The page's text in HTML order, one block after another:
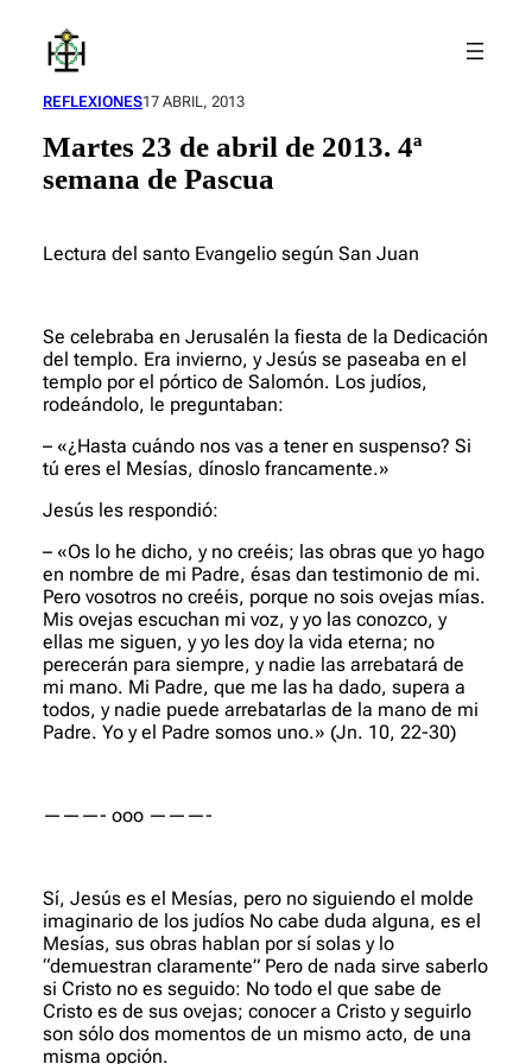
contenido
REFLEXIONES17 ABRIL, 2013
Martes 23 de abril de 2013. 4ª
semana de Pascua
Lectura del santo Evangelio según San Juan
Se celebraba en Jerusalén la fiesta de la Dedicación
del templo. Era invierno, y Jesús se paseaba en el
templo por el pórtico de Salomón. Los judíos,
rodeándolo, le preguntaban:
– «¿Hasta cuándo nos vas a tener en suspenso? Si
tú eres el Mesías, dínoslo francamente.»
Jesús les respondió:
– «Os lo he dicho, y no creéis; las obras que yo hago
en nombre de mi Padre, ésas dan testimonio de mi.
Pero vosotros no creéis, porque no sois ovejas mías.
Mis ovejas escuchan mi voz, y yo las conozco, y
ellas me siguen, y yo les doy la vida eterna; no
perecerán para siempre, y nadie las arrebatará de
mi mano. Mi Padre, que me las ha dado, supera a
todos, y nadie puede arrebatarlas de la mano de mi
Padre. Yo y el Padre somos uno.» (Jn. 10, 22-30)
———- ooo ———-
Sí, Jesús es el Mesías, pero no siguiendo el molde
imaginario de los judíos No cabe duda alguna, es el
Mesías, sus obras hablan por sí solas y lo
“demuestran claramente” Pero de nada sirve saberlo
si Cristo no es seguido: No todo el que sabe de
Cristo es de sus ovejas; conocer a Cristo y seguirlo
son sólo dos momentos de un mismo acto, de una
misma opción.